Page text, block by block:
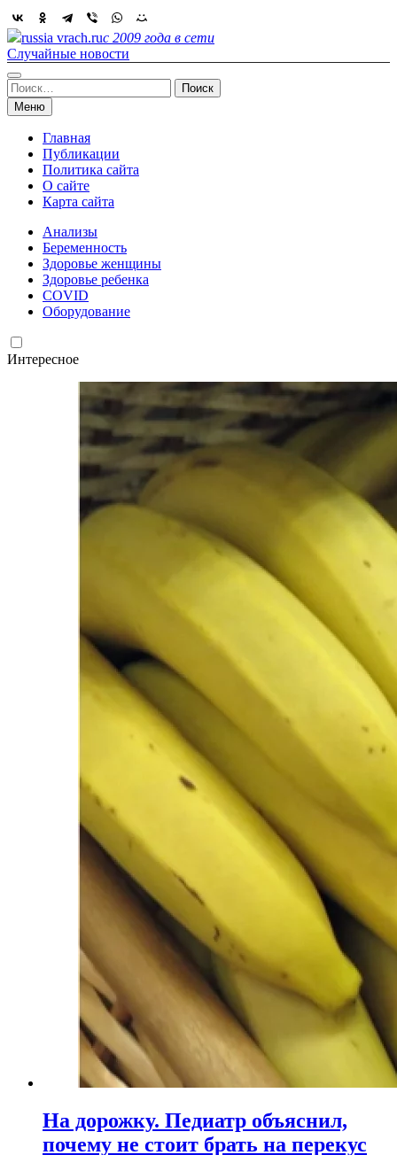
Skip
to
content
russia vrach.ruс 2009 года в сети
Случайные новости
Найти:
Меню
Главная
Публикации
Политика сайта
О сайте
Карта сайта
Анализы
Беременность
Здоровье женщины
Здоровье ребенка
COVID
Оборудование
Интересное
На дорожку. Педиатр объяснил,
почему не стоит брать на перекус